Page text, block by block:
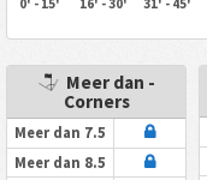
0' - 15' 16' - 30' 31' - 45'
Meer dan -
Corners
Meer dan 7.5
Meer dan 8.5